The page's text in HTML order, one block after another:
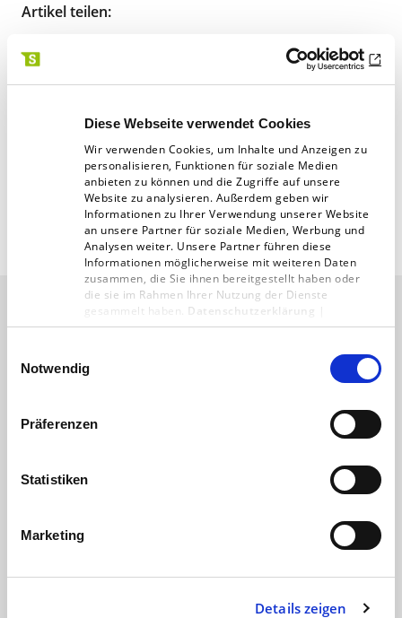
Diese Webseite verwendet Cookies
Wir verwenden Cookies, um Inhalte und Anzeigen zu
personalisieren, Funktionen für soziale Medien
anbieten zu können und die Zugriffe auf unsere
Website zu analysieren. Außerdem geben wir
Informationen zu Ihrer Verwendung unserer Website
an unsere Partner für soziale Medien, Werbung und
Analysen weiter. Unsere Partner führen diese
Informationen möglicherweise mit weiteren Daten
zusammen, die Sie ihnen bereitgestellt haben oder
die sie im Rahmen Ihrer Nutzung der Dienste
gesammelt haben. Datenschutzerklärung
Impressum
Notwendig
Präferenzen
Statistiken
Marketing
Details zeigen
Artikel teilen:
Zur Übersicht
interessieren